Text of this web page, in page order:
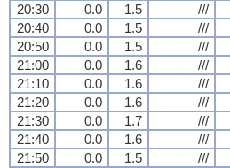
20:30
0.0 1.5 ///
20:40
0.0 1.5 ///
20:50
0.0 1.5 ///
21:00
0.0 1.6 ///
21:10
0.0 1.6 ///
21:20
0.0 1.6 ///
21:30
0.0 1.7 ///
21:40
0.0 1.6 ///
21:50
0.0 1.5 ///